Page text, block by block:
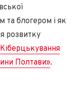
та блогером і як
розвитку
Кіберцькування
Полтави».